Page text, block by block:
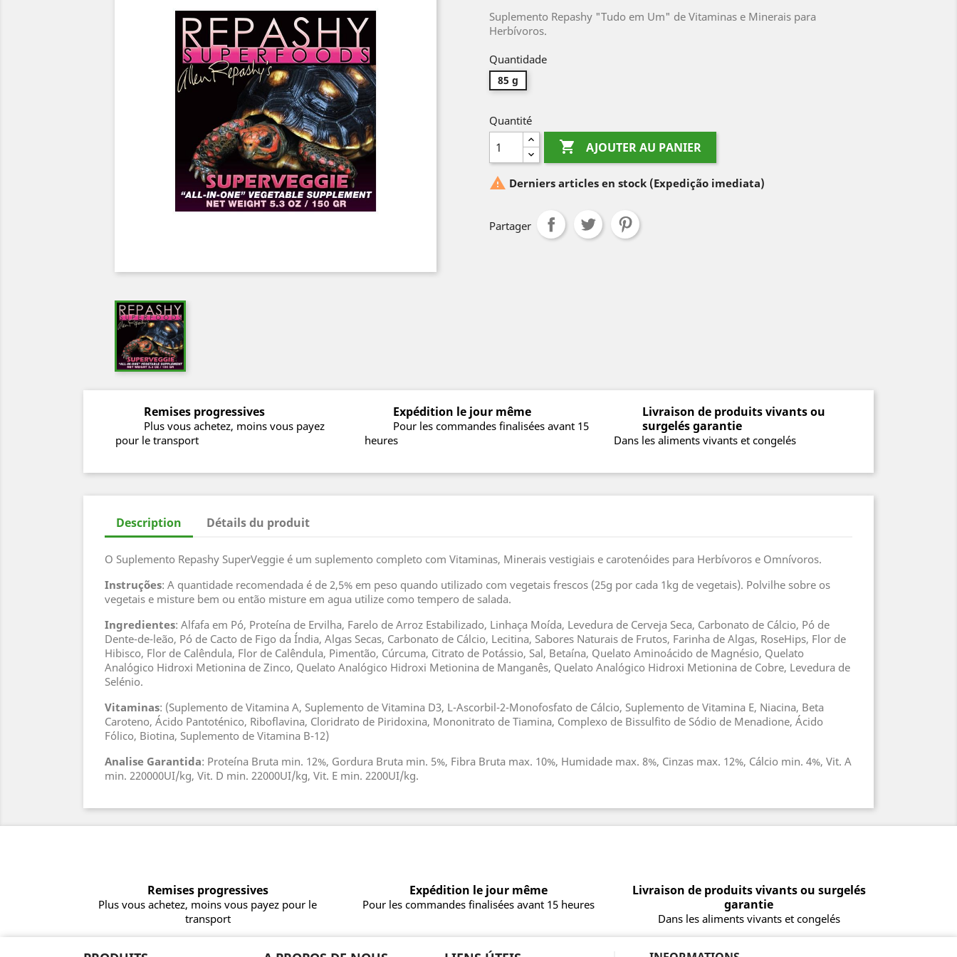
Suplemento Repashy "Tudo em Um" de Vitaminas e Minerais para
Herbívoros.
Quantidade
85 g
Quantité
 AJOUTER AU PANIER
 Derniers articles en stock (Expedição imediata)
Partager
Remises progressives
Plus vous achetez, moins vous payez
pour le transport
Expédition le jour même
Pour les commandes finalisées avant 15
heures
Livraison de produits vivants ou
surgelés garantie
Dans les aliments vivants et congelés
Description Détails du produit
O Suplemento Repashy SuperVeggie é um suplemento completo com Vitaminas, Minerais vestigiais e carotenóides para Herbívoros e Omnívoros.
Instruções: A quantidade recomendada é de 2,5% em peso quando utilizado com vegetais frescos (25g por cada 1kg de vegetais). Polvilhe sobre os
vegetais e misture bem ou então misture em agua utilize como tempero de salada.
Ingredientes: Alfafa em Pó, Proteína de Ervilha, Farelo de Arroz Estabilizado, Linhaça Moída, Levedura de Cerveja Seca, Carbonato de Cálcio, Pó de
Dente-de-leão, Pó de Cacto de Figo da Índia, Algas Secas, Carbonato de Cálcio, Lecitina, Sabores Naturais de Frutos, Farinha de Algas, RoseHips, Flor de
Hibisco, Flor de Calêndula, Flor de Calêndula, Pimentão, Cúrcuma, Citrato de Potássio, Sal, Betaína, Quelato Aminoácido de Magnésio, Quelato
Analógico Hidroxi Metionina de Zinco, Quelato Analógico Hidroxi Metionina de Manganês, Quelato Analógico Hidroxi Metionina de Cobre, Levedura de
Selénio.
Vitaminas: (Suplemento de Vitamina A, Suplemento de Vitamina D3, L-Ascorbil-2-Monofosfato de Cálcio, Suplemento de Vitamina E, Niacina, Beta
Caroteno, Ácido Pantoténico, Riboflavina, Cloridrato de Piridoxina, Mononitrato de Tiamina, Complexo de Bissulfito de Sódio de Menadione, Ácido
Fólico, Biotina, Suplemento de Vitamina B-12)
Analise Garantida: Proteína Bruta min. 12%, Gordura Bruta min. 5%, Fibra Bruta max. 10%, Humidade max. 8%, Cinzas max. 12%, Cálcio min. 4%, Vit. A
min. 220000UI/kg, Vit. D min. 22000UI/kg, Vit. E min. 2200UI/kg.
Remises progressives
Plus vous achetez, moins vous payez pour le
transport
Expédition le jour même
Pour les commandes finalisées avant 15 heures
Livraison de produits vivants ou surgelés
garantie
Dans les aliments vivants et congelés